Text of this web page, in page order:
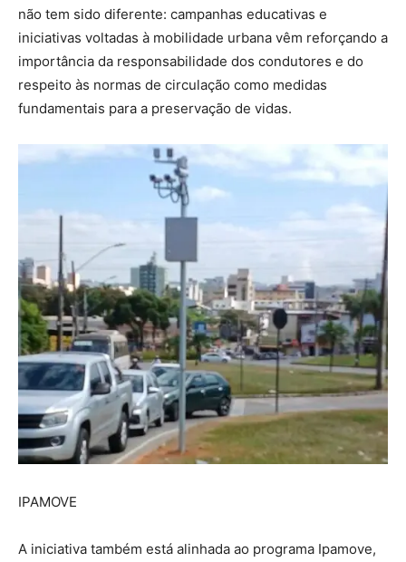
não tem sido diferente: campanhas educativas e
iniciativas voltadas à mobilidade urbana vêm reforçando a
importância da responsabilidade dos condutores e do
respeito às normas de circulação como medidas
fundamentais para a preservação de vidas.
IPAMOVE
A iniciativa também está alinhada ao programa Ipamove,